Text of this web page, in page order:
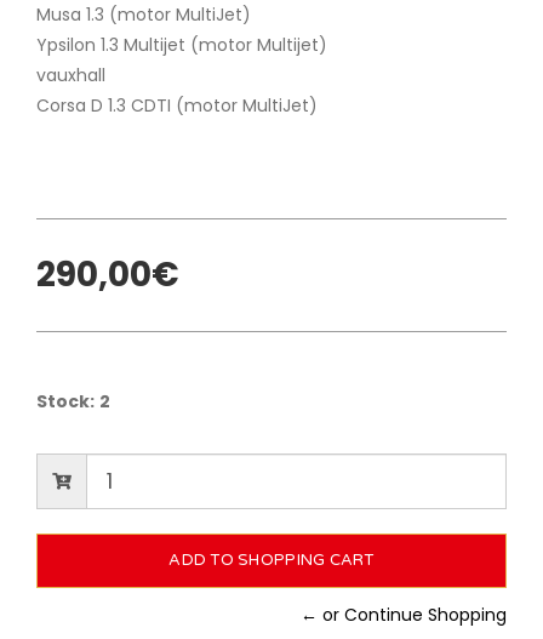
Musa 1.3 (motor MultiJet)
Ypsilon 1.3 Multijet (motor Multijet)
vauxhall
Corsa D 1.3 CDTI (motor MultiJet)
290,00€
Stock: 2
← or Continue Shopping